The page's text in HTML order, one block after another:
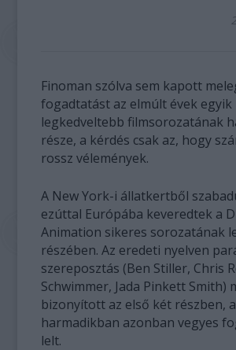
Finoman szólva sem kapott
fogadtatást az elmúlt évek egyik
legkedveltebb filmsorozatának
része, a kérdés csak az, hogy
rossz vélemények.
A New York-i állatkertből
ezúttal Európába keveredtek a
Animation sikeres sorozatának
részében. Az eredeti nyelven
szereposztás (Ben Stiller, Chris
Schwimmer, Jada Pinkett Smith)
bizonyított az első két részben, a
harmadikban azonban vegyes
lelt.